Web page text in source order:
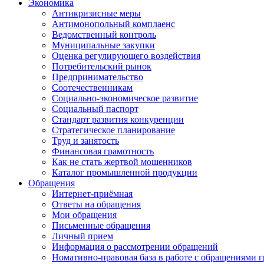
Экономика
Антикризисные меры
Антимонопольный комплаенс
Ведомственный контроль
Муниципальные закупки
Оценка регулирующего воздействия
Потребительский рынок
Предпринимательство
Соотечественникам
Социально-экономическое развитие
Социальный паспорт
Стандарт развития конкуренции
Стратегическое планирование
Труд и занятость
Финансовая грамотность
Как не стать жертвой мошенников
Каталог промышленной продукции
Обращения
Интернет-приёмная
Ответы на обращения
Мои обращения
Письменные обращения
Личный прием
Информация о рассмотрении обращений
Номативно-правовая база в работе с обращениями